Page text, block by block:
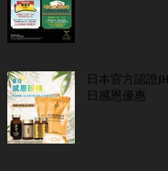
日本官方認證
日感恩優惠